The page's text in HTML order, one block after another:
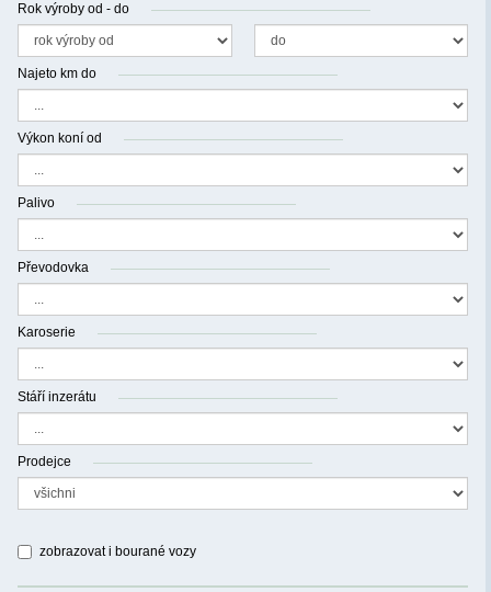
Rok výroby od - do
Najeto km do
Výkon koní od
Palivo
Převodovka
Karoserie
Stáří inzerátu
Prodejce
zobrazovat i bourané vozy